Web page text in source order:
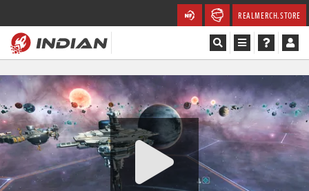
REALMERCH.STORE
Magazín
Recenze
Videa
Soutěže